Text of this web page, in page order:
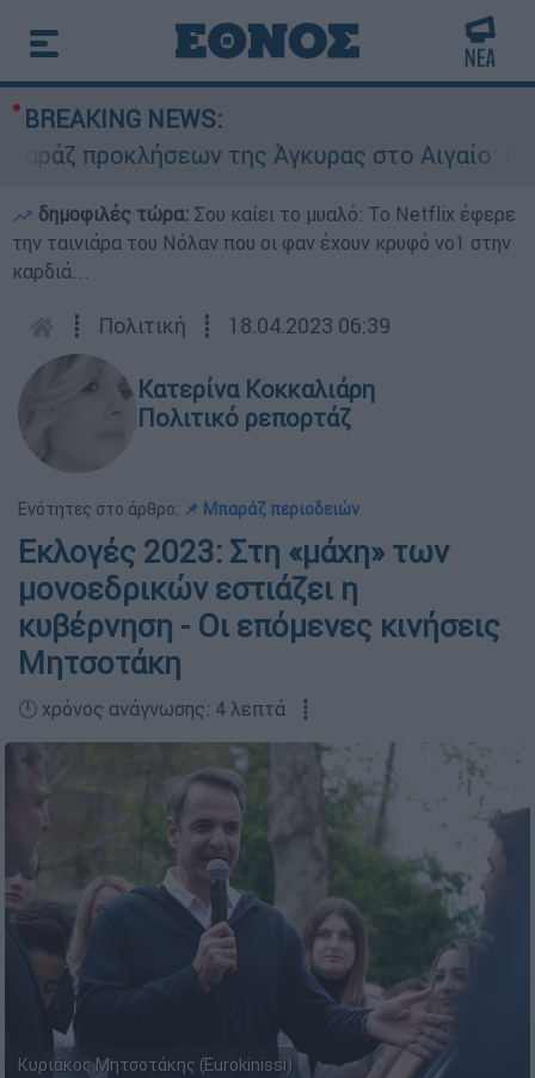
BREAKING NEWS:
προκλήσεων της Άγκυρας στο Αιγαίο:
δημοφιλές τώρα: Σου καίει το μυαλό: Το Netflix έφερε
την ταινιάρα του Νόλαν που οι φαν έχουν κρυφό νο1 στην
καρδιά...
┋ Πολιτική ┋ 18.04.2023 06:39
Κατερίνα Κοκκαλιάρη
Πολιτικό ρεπορτάζ
Ενότητες στο άρθρο: 📌 Μπαράζ περιοδειών
Εκλογές 2023: Στη «μάχη» των
μονοεδρικών εστιάζει η
κυβέρνηση - Οι επόμενες κινήσεις
Μητσοτάκη
🕛 χρόνος ανάγνωσης: 4 λεπτά ┋
Κυριάκος Μητσοτάκης (Eurokinissi)